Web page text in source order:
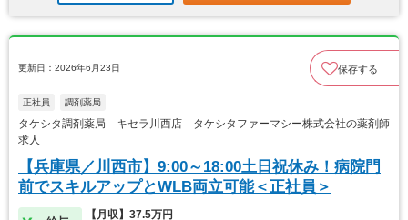
更新日：2026年6月23日 保存する
正社員 調剤薬局
タケシタ調剤薬局 キセラ川西店 タケシタファーマシー株式会社の薬剤師
求人
【兵庫県／川西市】9:00～18:00土日祝休み！病院門
前でスキルアップとWLB両立可能＜正社員＞
【月収】37.5万円